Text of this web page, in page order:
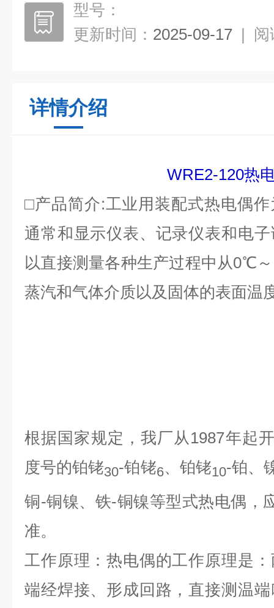
型号：
更新时间： 2025-09-17 | 阅
详情介绍
WRE2-120热
□产品简介:工业用装配式热电偶
通常和显示仪表、记录仪表和电
以直接测量各种生产过程中从0℃
蒸汽和气体介质以及固体的表面温
根据国家规定，我厂从1987年起
度号的铂铑30-铂铑6、铂铑10-铂、
铜-铜镍、铁-铜镍等型式热电偶，
准。
工作原理：热电偶的工作原理是
端经焊接、形成回路，直接测温